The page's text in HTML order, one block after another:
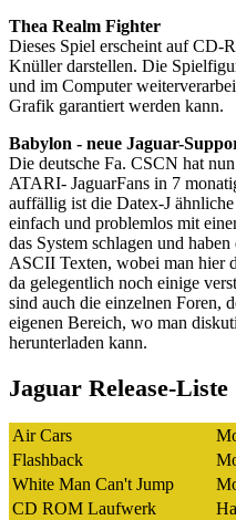
Thea Realm Fighter
Dieses Spiel erscheint auf CD-
Knüller darstellen. Die
und im Computer
Grafik garantiert werden kann.
Babylon - neue Jaguar-
Die deutsche Fa. CSCN hat
ATARI- JaguarFans in 7
auffällig ist die Datex-J
einfach und problemlos mit
das System schlagen und
ASCII Texten, wobei man hier
da gelegentlich noch einige
sind auch die einzelnen Foren,
eigenen Bereich, wo man
herunterladen kann.
Jaguar Release-Liste
Air Cars
Flashback
White Man Can't Jump
CD ROM Laufwerk